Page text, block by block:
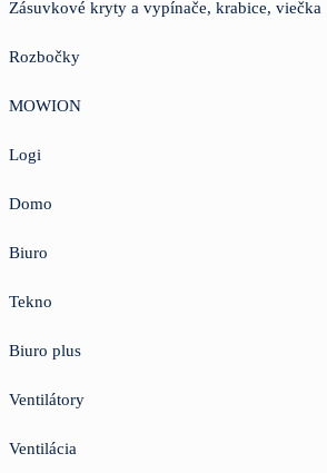
Zásuvkové kryty a vypínače, krabice, viečka
Rozbočky
MOWION
Logi
Domo
Biuro
Tekno
Biuro plus
Ventilátory
Ventilácia